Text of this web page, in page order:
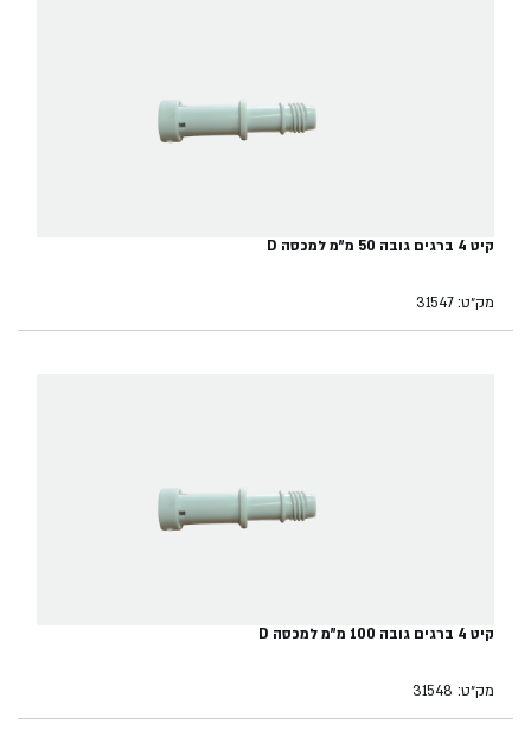
קיט 4 ברגים גובה 50 מ"מ למכסה D
מק״ט: 31547
קיט 4 ברגים גובה 100 מ"מ למכסה D
מק״ט: 31548